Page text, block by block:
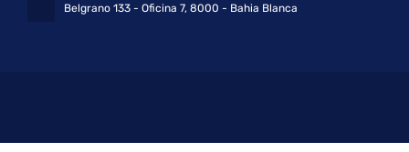
Belgrano 133 - Oficina 7, 8000 - Bahia Blanca